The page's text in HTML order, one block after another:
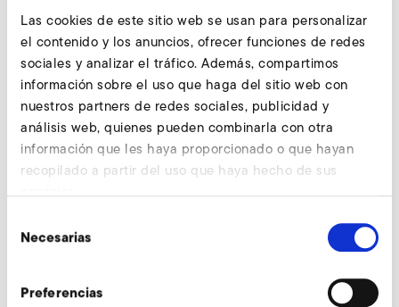
Las cookies de este sitio web se usan para personalizar
el contenido y los anuncios, ofrecer funciones de redes
sociales y analizar el tráfico. Además, compartimos
información sobre el uso que haga del sitio web con
nuestros partners de redes sociales, publicidad y
análisis web, quienes pueden combinarla con otra
información que les haya proporcionado o que hayan
recopilado a partir del uso que haya hecho de sus
deNecesarias
Preferencias
Elektror Air Knife – el complemento ideal de
ventiladores y compresores periféricos. Basta
de construcciones propias que consumen
tiempo, para estructurar un caudal de aire o
conducen el caudal de aire perfectamente
dosiﬁ cado de la manera deseada al punto
deseado.